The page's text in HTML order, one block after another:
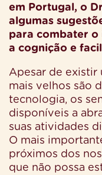
em Portugal, o
algumas
para combater o
a cognição e
Apesar de existir
mais velhos são
tecnologia, os
disponíveis a
suas atividades
O mais
próximos dos
que não possa